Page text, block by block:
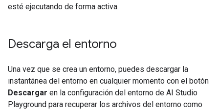
esté ejecutando de forma activa.
Descarga el entorno
Una vez que se crea un entorno, puedes descargar la
instantánea del entorno en cualquier momento con el botón
Descargar en la configuración del entorno de AI Studio
Playground para recuperar los archivos del entorno como